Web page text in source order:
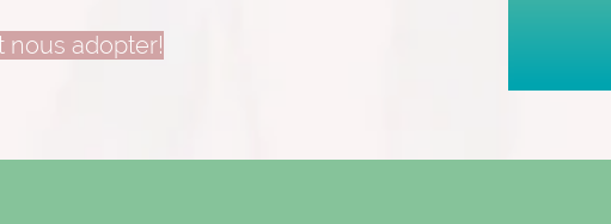
nous adopter!